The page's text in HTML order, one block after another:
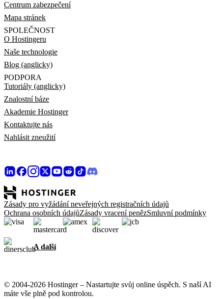
Centrum zabezpečení
Mapa stránek
SPOLEČNOST
O Hostingeru
Naše technologie
Blog (anglicky)
PODPORA
Tutoriály (anglicky)
Znalostní báze
Akademie Hostinger
Kontaktujte nás
Nahlásit zneužití
Zásady pro vyžádání neveřejných registračních údajů
Ochrana osobních údajůZásady vracení penězSmluvní podmínky
A další
© 2004-2026 Hostinger – Nastartujte svůj online úspěch. S naší AI
máte vše plně pod kontrolou.